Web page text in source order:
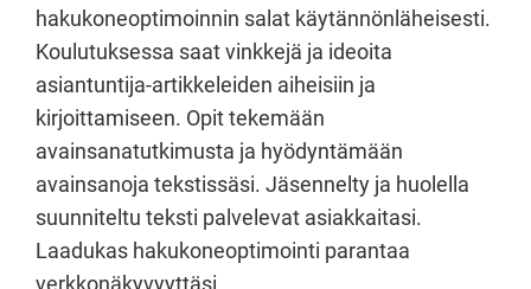
hakukoneoptimoinnin salat käytännönläheisesti.
Koulutuksessa saat vinkkejä ja ideoita
asiantuntija-artikkeleiden aiheisiin ja
kirjoittamiseen. Opit tekemään
avainsanatutkimusta ja hyödyntämään
avainsanoja tekstissäsi. Jäsennelty ja huolella
suunniteltu teksti palvelevat asiakkaitasi.
Laadukas hakukoneoptimointi parantaa
verkkonäkyvyyttäsi.